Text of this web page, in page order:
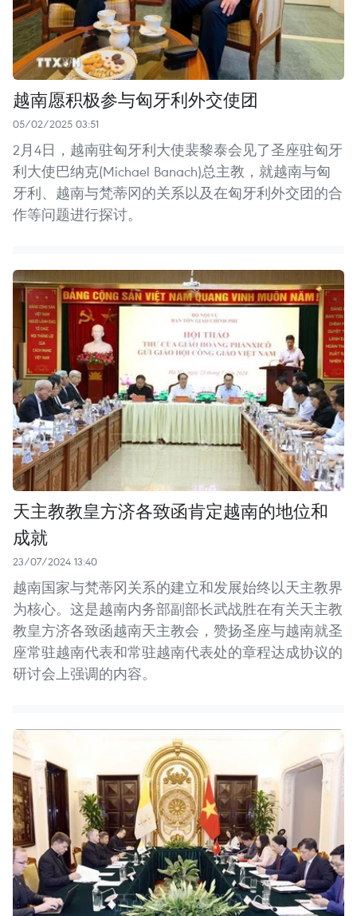
越南愿积极参与匈牙利外交使团
05/02/2025 03:51
2月4日，越南驻匈牙利大使裴黎泰会见了圣座驻匈牙
利大使巴纳克(Michael Banach)总主教，就越南与匈
牙利、越南与梵蒂冈的关系以及在匈牙利外交团的合
作等问题进行探讨。
天主教教皇方济各致函肯定越南的地位和
成就
23/07/2024 13:40
越南国家与梵蒂冈关系的建立和发展始终以天主教界
为核心。这是越南内务部副部长武战胜在有关天主教
教皇方济各致函越南天主教会，赞扬圣座与越南就圣
座常驻越南代表和常驻越南代表处的章程达成协议的
研讨会上强调的内容。